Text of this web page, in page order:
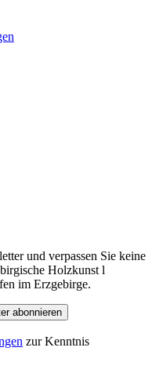
und verpassen Sie keine
Holzkunst l
im Erzgebirge.
abonnieren
zur Kenntnis